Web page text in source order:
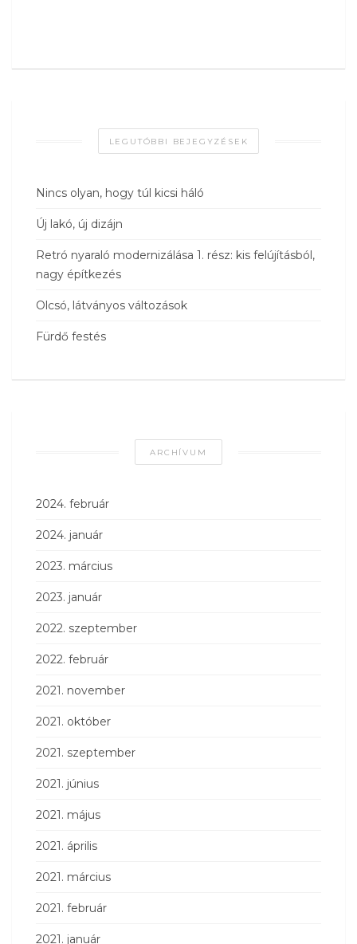
LEGUTÓBBI BEJEGYZÉSEK
Nincs olyan, hogy túl kicsi háló
Új lakó, új dizájn
Retró nyaraló modernizálása 1. rész: kis felújításból,
nagy építkezés
Olcsó, látványos változások
Fürdő festés
ARCHÍVUM
2024. február
2024. január
2023. március
2023. január
2022. szeptember
2022. február
2021. november
2021. október
2021. szeptember
2021. június
2021. május
2021. április
2021. március
2021. február
2021. január